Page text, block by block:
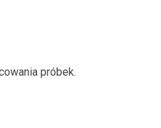
próbek.